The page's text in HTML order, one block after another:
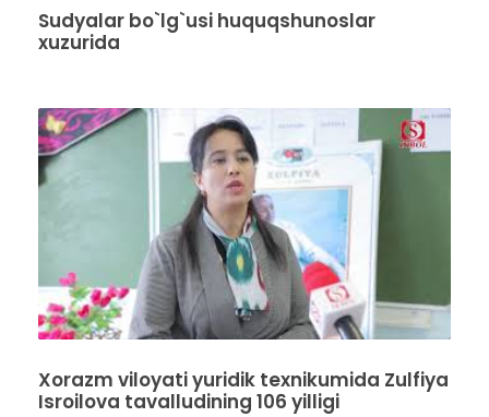
Sudyalar bo`lg`usi huquqshunoslar
xuzurida
Xorazm viloyati yuridik texnikumida Zulfiya
Isroilova tavalludining 106 yilligi